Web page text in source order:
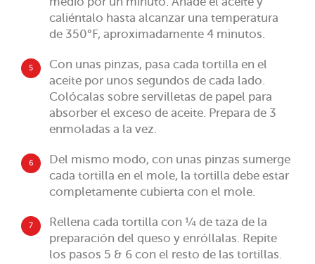
caliéntalo hasta alcanzar una temperatura
de 350°F, aproximadamente 4 minutos.
5
Con unas pinzas, pasa cada tortilla en el
aceite por unos segundos de cada lado.
Colócalas sobre servilletas de papel para
absorber el exceso de aceite. Prepara de 3
enmoladas a la vez.
6
Del mismo modo, con unas pinzas sumerge
cada tortilla en el mole, la tortilla debe estar
completamente cubierta con el mole.
7
Rellena cada tortilla con ¼ de taza de la
preparación del queso y enróllalas. Repite
los pasos 5 & 6 con el resto de las tortillas.